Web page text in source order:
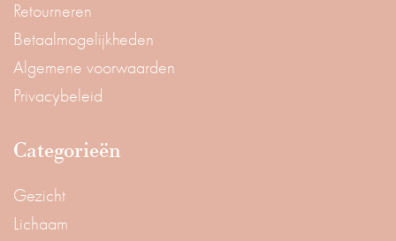
Retourneren
Betaalmogelijkheden
Algemene voorwaarden
Privacybeleid
Categorieën
Gezicht
Lichaam